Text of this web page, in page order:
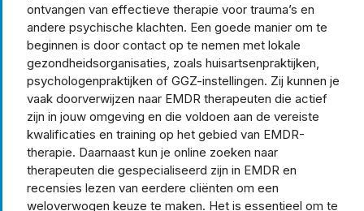
ontvangen van effectieve therapie voor trauma’s en
andere psychische klachten. Een goede manier om te
beginnen is door contact op te nemen met lokale
gezondheidsorganisaties, zoals huisartsenpraktijken,
psychologenpraktijken of GGZ-instellingen. Zij kunnen je
vaak doorverwijzen naar EMDR therapeuten die actief
zijn in jouw omgeving en die voldoen aan de vereiste
kwalificaties en training op het gebied van EMDR-
therapie. Daarnaast kun je online zoeken naar
therapeuten die gespecialiseerd zijn in EMDR en
recensies lezen van eerdere cliënten om een
weloverwogen keuze te maken. Het is essentieel om te